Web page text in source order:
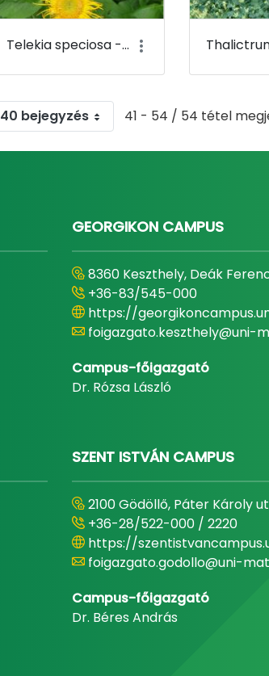
Telekia speciosa - Pompás Teleki-virág - Budai Arborétum
40 bejegyzés 41 - 54 / 54 tétel
GEORGIKON CAMPUS
8360 Keszthely, Deák
+36-83/545-000
https://
foigazgato.keszthely@uni-
Campus-főigazgató
Dr. Rózsa László
SZENT ISTVÁN CAMPUS
2100 Gödöllő, Páter Károly
+36-28/522-000 / 2220
https://
foigazgato.godollo@uni-
Campus-főigazgató
Dr. Béres András